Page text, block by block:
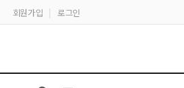
회원가입 | 로그인